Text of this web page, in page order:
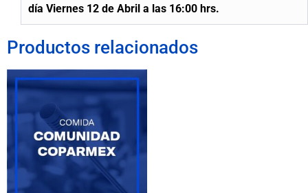
día Viernes 12 de Abril a las 16:00 hrs.
Productos relacionados